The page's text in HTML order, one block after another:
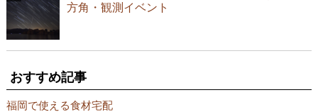
方角・観測イベント
おすすめ記事
福岡で使える食材宅配